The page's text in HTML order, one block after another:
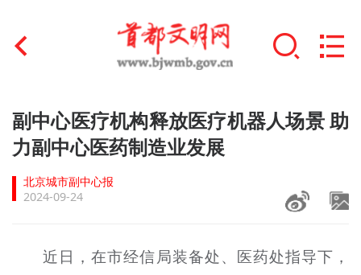
首页
文明创建
文明实践
未成年人思想道德建设
副中心医疗机构释放医疗机器人场景 助
力副中心医药制造业发展
北京城市副中心报
2024-09-24
近日，在市经信局装备处、医药处指导下，